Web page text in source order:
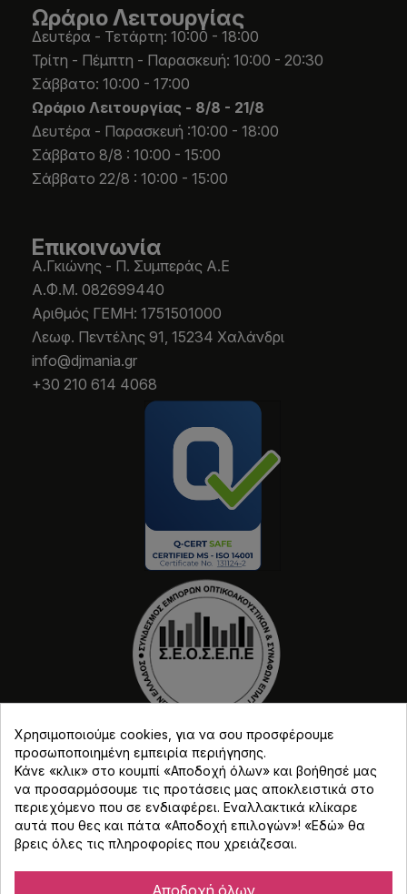
Ωράριο Λειτουργίας
Δευτέρα - Τετάρτη: 10:00 - 18:00
Τρίτη - Πέμπτη - Παρασκευή: 10:00 - 20:30
Σάββατο: 10:00 - 17:00
Ωράριο Λειτουργίας - 8/8 - 21/8
Δευτέρα - Παρασκευή :10:00 - 18:00
Σάββατο 8/8 : 10:00 - 15:00
Σάββατο 22/8 : 10:00 - 15:00
Επικοινωνία
Α.Γκιώνης - Π. Συμπεράς Α.Ε
Α.Φ.Μ. 082699440
Aριθμός ΓΕΜΗ: 1751501000
Λεωφ. Πεντέλης 91, 15234 Χαλάνδρι
info@djmania.gr
+30 210 614 4068
Copyright © Djmania 2026 / Οι τιμές περιλαμβάνουν
Χρησιμοποιούμε cookies, για να σου προσφέρουμε
προσωποποιημένη εμπειρία περιήγησης.
Κάνε «κλικ» στο κουμπί «Αποδοχή όλων» και βοήθησέ μας
να προσαρμόσουμε τις προτάσεις μας αποκλειστικά στο
περιεχόμενο που σε ενδιαφέρει. Εναλλακτικά κλίκαρε
αυτά που θες και πάτα «Αποδοχή επιλογών»! «Εδώ» θα
βρεις όλες τις πληροφορίες που χρειάζεσαι.
Αποδοχή όλων